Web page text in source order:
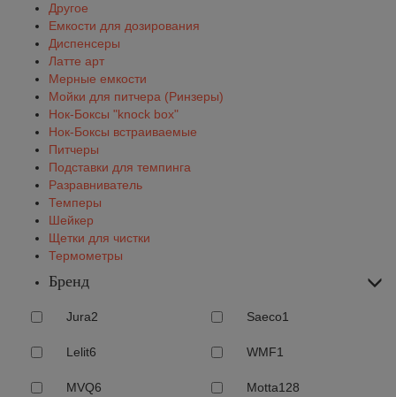
Другое
Емкости для дозирования
Диспенсеры
Латте арт
Мерные емкости
Мойки для питчера (Ринзеры)
Нок-Боксы "knock box"
Нок-Боксы встраиваемые
Питчеры
Подставки для темпинга
Разравниватель
Темперы
Шейкер
Щетки для чистки
Термометры
Бренд
Jura2 Saeco1
Lelit6 WMF1
MVQ6 Motta128